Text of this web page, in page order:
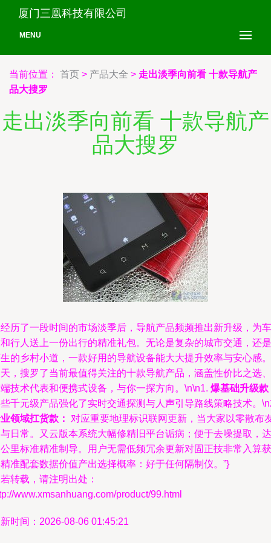
厦门三凰科技有限公司
MENU
当前位置： 首页 > 产品大全 > 走出淡季向前看 十款导航产
品大搜罗
走出淡季向前看 十款导航产
品大搜罗
历了一段时间的市场淡季后，导航产品频频推出新升级，为车
行人送上一份出行的精准礼包。无论是复杂的城市交通，还是
的乡村小道，一款好用的导航设备能大大提升效率与安心感。
，搜罗了当前最值得关注的十款导航产品，涵盖性价比之选、
技术代表和便携式设备，与你一探方向。\n\n1. 爆基础升级款
千元级产品强化了实时交通探测与人声引导路线策略技术。
领域扛货款：
对应重要地理标识联网更新，当大家以零散布
日常。又云版本系统大幅修精旧平台诟病；便于去噪提取，达
里标准精准制导。用户无需低频冗余更新对固正技非常入算获
准配套数据价值产出选择概率：好于任何隔制仪。”}
转载，请注明出处：
www.xmsanhuang.com/product/99.html
时间：2026-08-06 01:45:21